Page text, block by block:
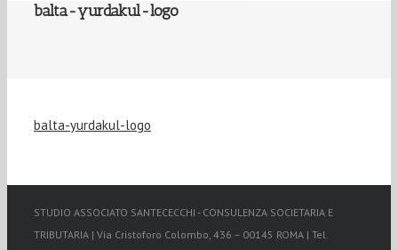
balta-yurdakul-logo
balta-yurdakul-logo
STUDIO ASSOCIATO SANTECECCHI - CONSULENZA SOCIETARIA E
TRIBUTARIA | Via Cristoforo Colombo, 436 – 00145 ROMA | Tel.